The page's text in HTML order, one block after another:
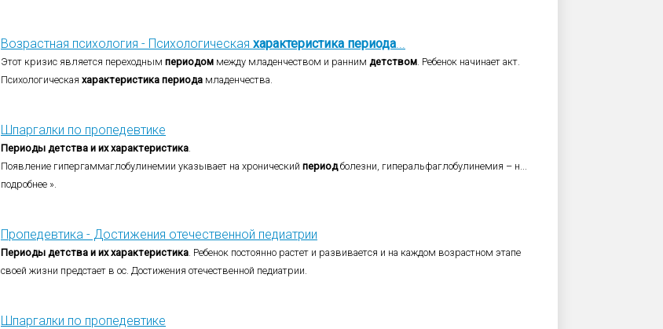
Возрастная психология - Психологическая характеристика периода...
Этот кризис является переходным периодом между младенчеством и ранним детством. Ребенок начинает акт.
Психологическая характеристика периода младенчества.
Шпаргалки по пропедевтике
Периоды детства и их характеристика.
Появление гипергаммаглобулинемии указывает на хронический периодболезни, гиперальфаглобулинемия – н...
подробнее ».
Пропедевтика - Достижения отечественной педиатрии
Периоды детства и их характеристика. Ребенок постоянно растет и развивается и на каждом возрастном этапе
своей жизни предстает в ос. Достижения отечественной педиатрии.
Шпаргалки по пропедевтике